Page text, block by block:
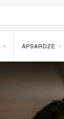
APSARDZE